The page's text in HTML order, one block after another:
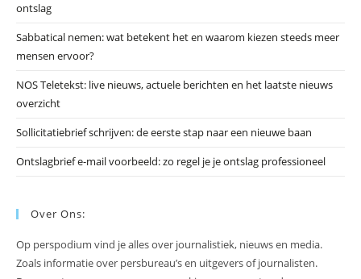
ontslag
Sabbatical nemen: wat betekent het en waarom kiezen steeds meer
mensen ervoor?
NOS Teletekst: live nieuws, actuele berichten en het laatste nieuws
overzicht
Sollicitatiebrief schrijven: de eerste stap naar een nieuwe baan
Ontslagbrief e-mail voorbeeld: zo regel je je ontslag professioneel
Over Ons:
Op perspodium vind je alles over journalistiek, nieuws en media.
Zoals informatie over persbureau’s en uitgevers of journalisten.